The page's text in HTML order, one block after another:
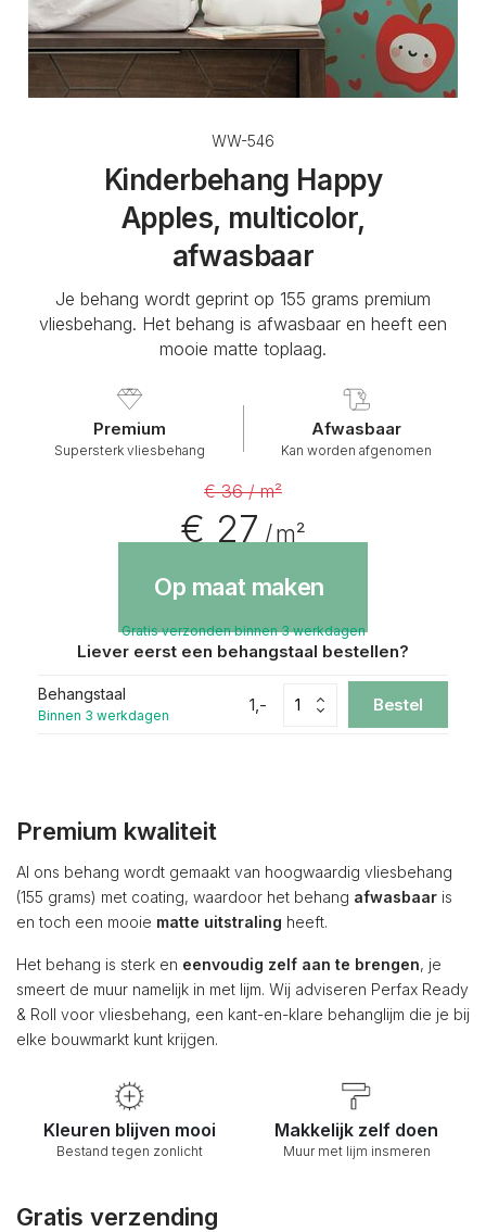
WW-546
Kinderbehang Happy
Apples, multicolor,
afwasbaar
Je behang wordt geprint op 155 grams premium
vliesbehang. Het behang is afwasbaar en heeft een
mooie matte toplaag.
Premium
Supersterk vliesbehang
Afwasbaar
Kan worden afgenomen
€ 36 / m²
€ 27/ m²
Op maat maken
Gratis verzonden binnen 3 werkdagen
Liever eerst een behangstaal bestellen?
Behangstaal
Binnen 3 werkdagen
1,- Bestel
Premium kwaliteit
Al ons behang wordt gemaakt van hoogwaardig vliesbehang
(155 grams) met coating, waardoor het behang afwasbaar is
en toch een mooie matte uitstraling heeft.
Het behang is sterk en eenvoudig zelf aan te brengen, je
smeert de muur namelijk in met lijm. Wij adviseren Perfax Ready
& Roll voor vliesbehang, een kant-en-klare behanglijm die je bij
elke bouwmarkt kunt krijgen.
Kleuren blijven mooi
Bestand tegen zonlicht
Makkelijk zelf doen
Muur met lijm insmeren
Gratis verzending